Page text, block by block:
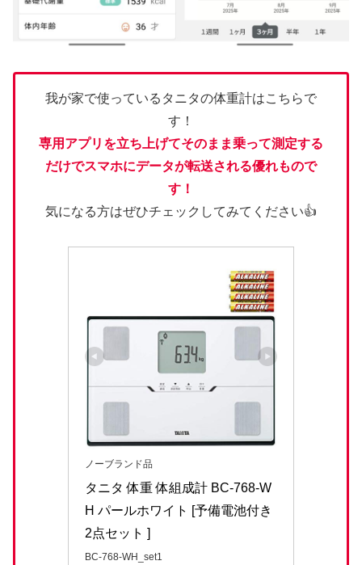
我が家で使っているタニタの体重計はこちらで
す！
専用アプリを立ち上げてそのまま乗って測定する
だけでスマホにデータが転送される優れもので
す！
気になる方はぜひチェックしてみてください👍
ノーブランド品
タニタ 体重 体組成計 BC-768-W
H パールホワイト [予備電池付き
2点セット ]
BC-768-WH_set1